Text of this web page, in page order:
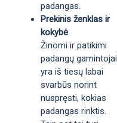
padangas.
Prekinis ženklas ir
kokybė
Žinomi ir patikimi
padangų gamintojai
yra iš tiesų labai
svarbūs norint
nuspręsti, kokias
padangas rinktis.